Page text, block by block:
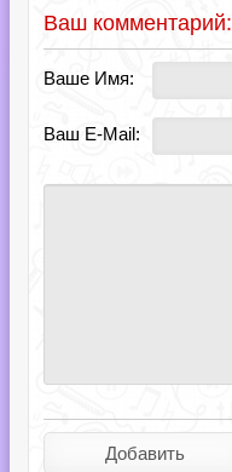
Ваш комментарий:
Ваше Имя:
Ваш E-Mail: